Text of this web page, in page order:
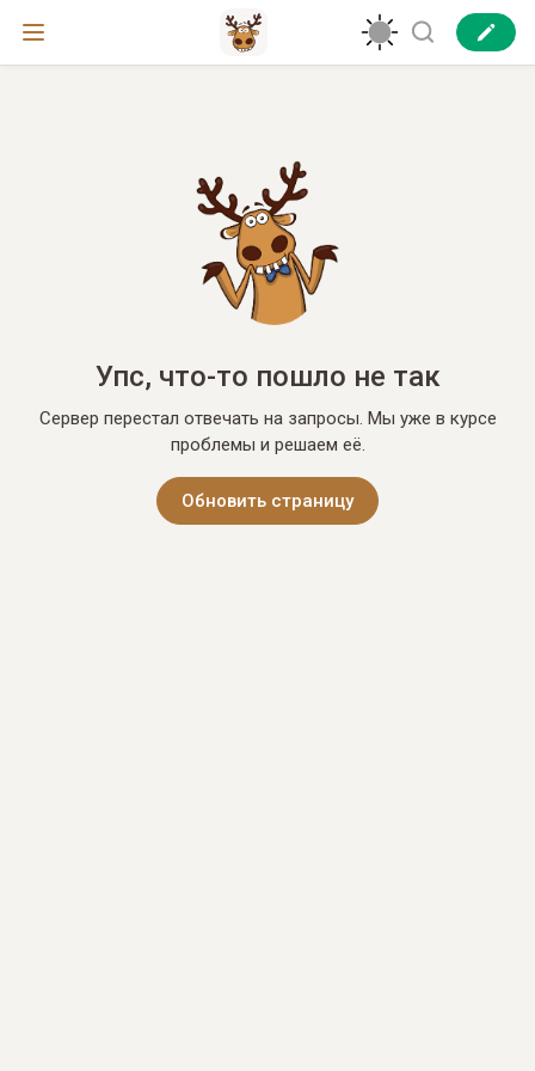
Упс, что-то пошло не так
Сервер перестал отвечать на запросы. Мы уже в курсе
проблемы и решаем её.
Обновить страницу